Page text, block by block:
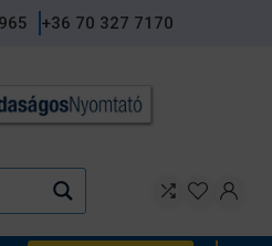
+36 70 327 7170